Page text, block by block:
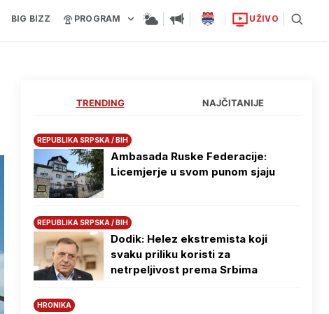
BIG BIZZ PROGRAM UŽIVO
TRENDING NAJČITANIJE
REPUBLIKA SRPSKA / BIH
Ambasada Ruske Federacije:
Licemjerje u svom punom sjaju
REPUBLIKA SRPSKA / BIH
Dodik: Helez ekstremista koji
svaku priliku koristi za
netrpeljivost prema Srbima
HRONIKA